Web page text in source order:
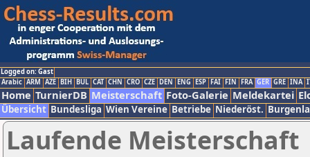
Logged on: Gast
Arabic ARM AZE BIH BUL CAT CHN CRO CZE DEN ENG ESP FAI FIN FRA GER GRE INA
Home TurnierDB Meisterschaft Foto-Galerie Meldekartei
Übersicht Bundesliga Wien Vereine Betriebe Niederöst.
Laufende Meisterschaft